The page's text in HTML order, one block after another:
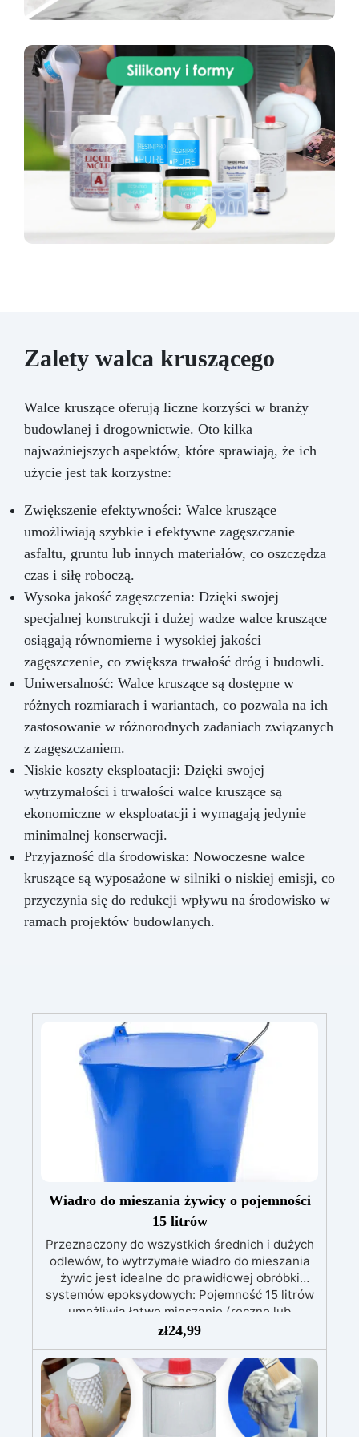
Zalety walca kruszącego
Walce kruszące oferują liczne korzyści w branży
budowlanej i drogownictwie. Oto kilka
najważniejszych aspektów, które sprawiają, że ich
użycie jest tak korzystne:
Zwiększenie efektywności: Walce kruszące
umożliwiają szybkie i efektywne zagęszczanie
asfaltu, gruntu lub innych materiałów, co oszczędza
czas i siłę roboczą.
Wysoka jakość zagęszczenia: Dzięki swojej
specjalnej konstrukcji i dużej wadze walce kruszące
osiągają równomierne i wysokiej jakości
zagęszczenie, co zwiększa trwałość dróg i budowli.
Uniwersalność: Walce kruszące są dostępne w
różnych rozmiarach i wariantach, co pozwala na ich
zastosowanie w różnorodnych zadaniach związanych
z zagęszczaniem.
Niskie koszty eksploatacji: Dzięki swojej
wytrzymałości i trwałości walce kruszące są
ekonomiczne w eksploatacji i wymagają jedynie
minimalnej konserwacji.
Przyjazność dla środowiska: Nowoczesne walce
kruszące są wyposażone w silniki o niskiej emisji, co
przyczynia się do redukcji wpływu na środowisko w
ramach projektów budowlanych.
Wiadro do mieszania żywicy o pojemności
15 litrów
Przeznaczony do wszystkich średnich i dużych
odlewów, to wytrzymałe wiadro do mieszania
żywic jest idealne do prawidłowej obróbki
systemów epoksydowych: Pojemność 15 litrów
umożliwia łatwe mieszanie (ręczne lub
mechaniczne) aż do 14 kg żywic na raz ;
Wykonane z polietylenu, umożliwia łatwe
czyszczenie : żywica utwardzona nie przylega
do tego materiału. Wystarczy pozwolić na
utwardzenie ewentualnych pozostałości i
usunąć je następnego dnia (bez użycia
rozcieńczalników) ; Praktyczny wylew i uchwyt
zł24,99